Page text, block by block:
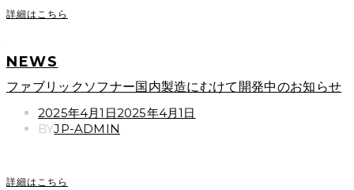
詳細はこちら
NEWS
ファブリックソフナー国内製造にむけて開発中のお知らせ
POSTED
ON
2025年4月1日2025年4月1日
BYJP-ADMIN
詳細はこちら